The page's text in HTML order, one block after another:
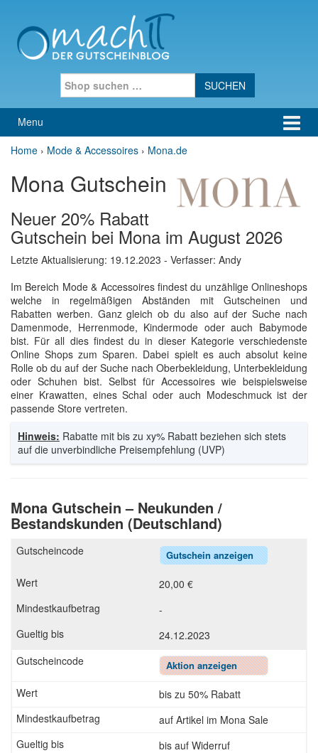
Menu
Home › Mode & Accessoires › Mona.de
Mona Gutschein
Neuer 20% Rabatt
Gutschein bei Mona im August 2026
Letzte Aktualisierung: 19.12.2023 - Verfasser: Andy
Im Bereich Mode & Accessoires findest du unzählige Onlineshops
welche in regelmäßigen Abständen mit Gutscheinen und
Rabatten werben. Ganz gleich ob du also auf der Suche nach
Damenmode, Herrenmode, Kindermode oder auch Babymode
bist. Für all dies findest du in dieser Kategorie verschiedenste
Online Shops zum Sparen. Dabei spielt es auch absolut keine
Rolle ob du auf der Suche nach Oberbekleidung, Unterbekleidung
oder Schuhen bist. Selbst für Accessoires wie beispielsweise
einer Krawatten, eines Schal oder auch Modeschmuck ist der
passende Store vertreten.
Hinweis: Rabatte mit bis zu xy% Rabatt beziehen sich stets
auf die unverbindliche Preisempfehlung (UVP)
Mona Gutschein – Neukunden /
Bestandskunden (Deutschland)
Gutschein anzeigen
20,00 €
-
24.12.2023
Aktion anzeigen
bis zu 50% Rabatt
auf Artikel im Mona Sale
bis auf Widerruf